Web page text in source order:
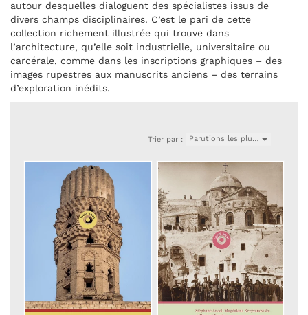
autour desquelles dialoguent des spécialistes issus de
divers champs disciplinaires. C’est le pari de cette
collection richement illustrée qui trouve dans
l’architecture, qu’elle soit industrielle, universitaire ou
carcérale, comme dans les inscriptions graphiques – des
images rupestres aux manuscrits anciens – des terrains
d’exploration inédits.
Trier par : Parutions les plu…